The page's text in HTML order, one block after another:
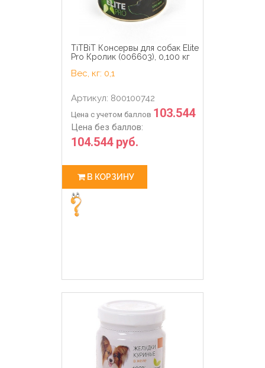
TiTBiT Консервы для собак Elite
Pro Кролик (006603), 0,100 кг
Вес, кг: 0,1
Артикул: 800100742
Цена с учетом баллов 103.544
Цена без баллов:
104.544 руб.
В КОРЗИНУ